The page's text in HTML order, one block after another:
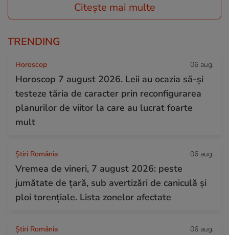
Citește mai multe
TRENDING
Horoscop 06 aug.
Horoscop 7 august 2026. Leii au ocazia să-și
testeze tăria de caracter prin reconfigurarea
planurilor de viitor la care au lucrat foarte
mult
Știri România 06 aug.
Vremea de vineri, 7 august 2026: peste
jumătate de țară, sub avertizări de caniculă și
ploi torențiale. Lista zonelor afectate
Știri România 06 aug.